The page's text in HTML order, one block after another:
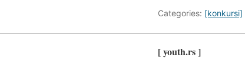
Categories: [konkursi]
[ youth.rs ]